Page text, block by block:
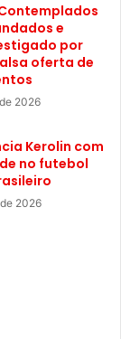
e
por
oferta de
2026
Kerolin com
no futebol
2026